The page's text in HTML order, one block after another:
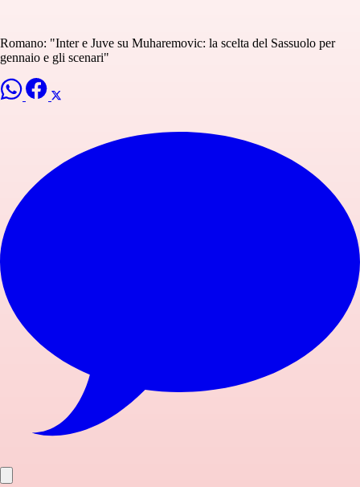
Romano: "Inter e Juve su Muharemovic: la scelta del Sassuolo per
gennaio e gli scenari"